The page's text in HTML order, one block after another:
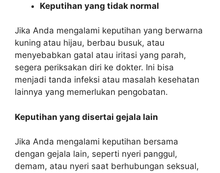
Keputihan yang tidak normal
Jika Anda mengalami keputihan yang berwarna
kuning atau hijau, berbau busuk, atau
menyebabkan gatal atau iritasi yang parah,
segera periksakan diri ke dokter. Ini bisa
menjadi tanda infeksi atau masalah kesehatan
lainnya yang memerlukan pengobatan.
Keputihan yang disertai gejala lain
Jika Anda mengalami keputihan bersama
dengan gejala lain, seperti nyeri panggul,
demam, atau nyeri saat berhubungan seksual,